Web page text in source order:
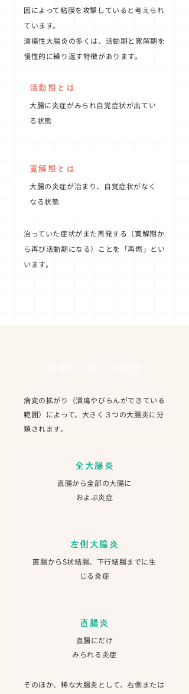
因によって粘膜を攻撃していると考えられ
ています。
潰瘍性大腸炎の多くは、活動期と寛解期を
慢性的に繰り返す特徴があります。
活動期とは
大腸に炎症がみられ自覚症状が出てい
る状態
寛解期とは
大腸の炎症が治まり、自覚症状がなく
なる状態
治っていた症状がまた再発する（寛解期か
ら再び活動期になる）ことを「再燃」とい
います。
病変の拡がり（潰瘍やびらんができている
範囲）によって、大きく３つの大腸炎に分
類されます。
全大腸炎
直腸から全部の大腸に
およぶ炎症
左側大腸炎
直腸からS状結腸、下行結腸までに生
じる炎症
直腸炎
直腸にだけ
みられる炎症
そのほか、稀な大腸炎として、右側または